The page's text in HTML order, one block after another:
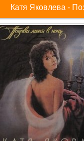
Катя Яковлева -